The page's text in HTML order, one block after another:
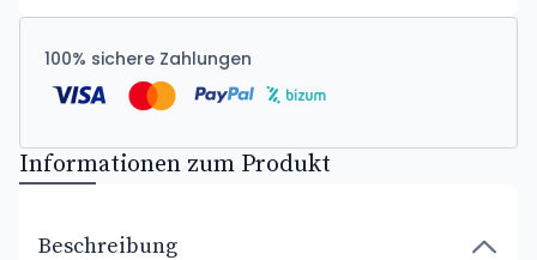
100% sichere Zahlungen
Informationen zum Produkt
Beschreibung